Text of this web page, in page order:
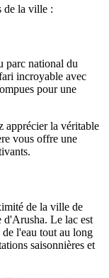
de la ville :
parc national du
incroyable avec
pour une
apprécier la véritable
vous offre une
de la ville de
d'Arusha. Le lac est
l'eau tout au long
saisonnières et